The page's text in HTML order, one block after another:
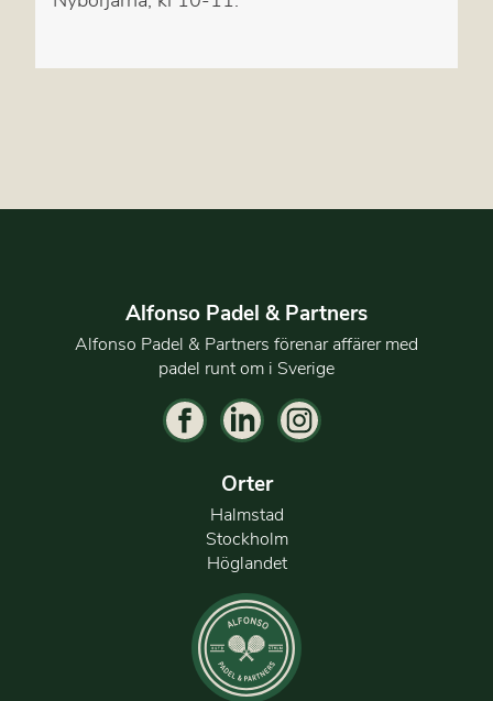
Alfonso Padel & Partners
Alfonso Padel & Partners förenar affärer med
padel runt om i Sverige
Orter
Halmstad
Stockholm
Höglandet